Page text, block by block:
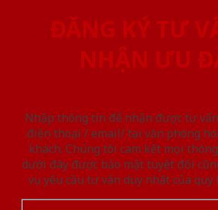
ĐĂNG KÝ TƯ
NHẬN ƯU
Nhập thông tin để nhận được tư
điện thoại / email/ tại văn phòng
khách. Chúng tôi cam kết mọi
dưới đây được bảo mật tuyệt đối
vụ yêu cầu tư vấn duy nhất của quý